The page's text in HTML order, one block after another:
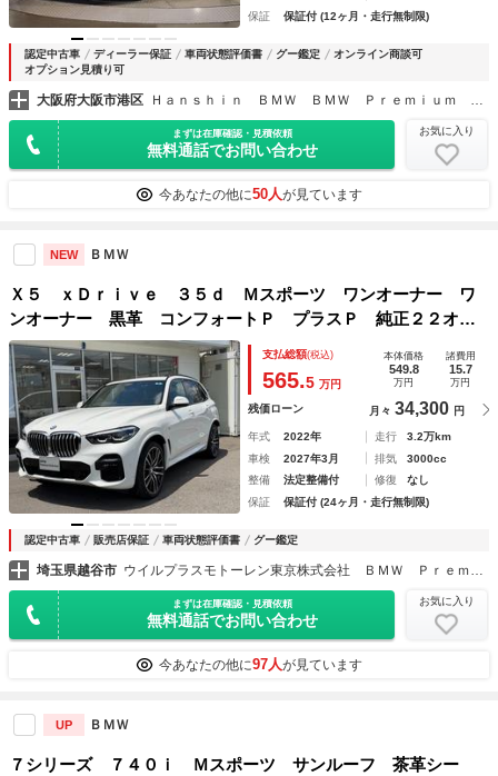
保証
保証付 (12ヶ月・走行無制限)
認定中古車 ディーラー保証 車両状態評価書 グー鑑定
オンライン商談可
オプション見積り可
大阪府大阪市港区
まずは在庫確認・見積依頼
無料通話でお問い合わせ
お気に入り
今あなたの他に50人が見ています
NEW ＢＭＷ
Ｘ５ ｘＤｒｉｖｅ ３５ｄ Ｍスポーツ ワンオーナー ワ
ンオーナー 黒革 コンフォートＰ プラスＰ 純正２２オプ
ションホイール ４輪アダプティブ・エア・サスペンション
（２ＶＲ）
支払総額(税込)
565.5 万円
本体価格
549.8
万円
諸費用
15.7
万円
残価ローン 月々 34,300 円
年式 2022年 走行
3.2万km
車検
2027年3月 排気
3000cc
整備
法定整備付 修復
なし
保証
保証付 (24ヶ月・走行無制限)
認定中古車 販売店保証 車両状態評価書 グー鑑定
埼玉県越谷市
まずは在庫確認・見積依頼
無料通話でお問い合わせ
お気に入り
今あなたの他に97人が見ています
UP ＢＭＷ
７シリーズ ７４０ｉ Ｍスポーツ サンルーフ 茶革シー